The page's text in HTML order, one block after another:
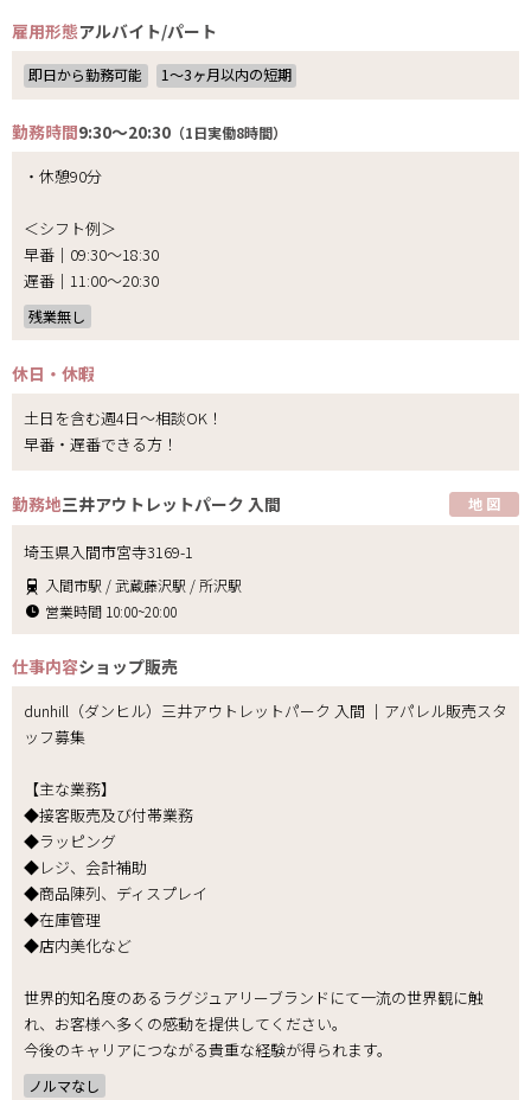
雇用形態アルバイト/パート
即日から勤務可能 1〜3ヶ月以内の短期
勤務時間9:30～20:30 （1日実働8時間）
・休憩90分
＜シフト例＞
早番｜09:30～18:30
遅番｜11:00～20:30
残業無し
休日・休暇
土日を含む週4日～相談OK！
早番・遅番できる方！
勤務地三井アウトレットパーク 入間 地 図
埼玉県入間市宮寺3169-1
入間市駅 / 武蔵藤沢駅 / 所沢駅
営業時間 10:00~20:00
仕事内容ショップ販売
dunhill（ダンヒル）三井アウトレットパーク 入間 │アパレル販売スタ
ッフ募集
【主な業務】
◆接客販売及び付帯業務
◆ラッピング
◆レジ、会計補助
◆商品陳列、ディスプレイ
◆在庫管理
◆店内美化など
世界的知名度のあるラグジュアリーブランドにて一流の世界観に触
れ、お客様へ多くの感動を提供してください。
今後のキャリアにつながる貴重な経験が得られます。
ノルマなし